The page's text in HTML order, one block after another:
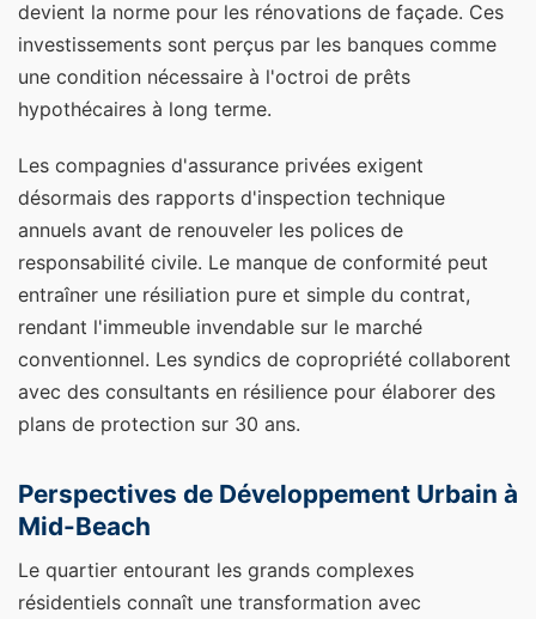
devient la norme pour les rénovations de façade. Ces
investissements sont perçus par les banques comme
une condition nécessaire à l'octroi de prêts
hypothécaires à long terme.
Les compagnies d'assurance privées exigent
désormais des rapports d'inspection technique
annuels avant de renouveler les polices de
responsabilité civile. Le manque de conformité peut
entraîner une résiliation pure et simple du contrat,
rendant l'immeuble invendable sur le marché
conventionnel. Les syndics de copropriété collaborent
avec des consultants en résilience pour élaborer des
plans de protection sur 30 ans.
Perspectives de Développement Urbain à
Mid-Beach
Le quartier entourant les grands complexes
résidentiels connaît une transformation avec